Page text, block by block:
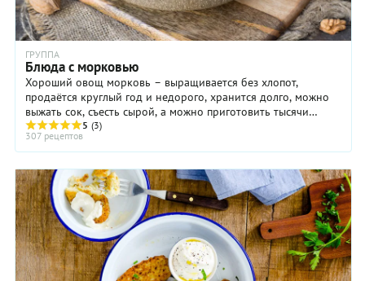
ГРУППА
Блюда с морковью
Хороший овощ морковь – выращивается без хлопот,
продаётся круглый год и недорого, хранится долго, можно
выжать сок, съесть сырой, а можно приготовить тысячи
разных блюд! Эти качества делают ...
5 (3)
307 рецептов